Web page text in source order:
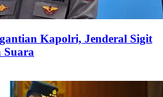
Kapolri, Jenderal Sigit